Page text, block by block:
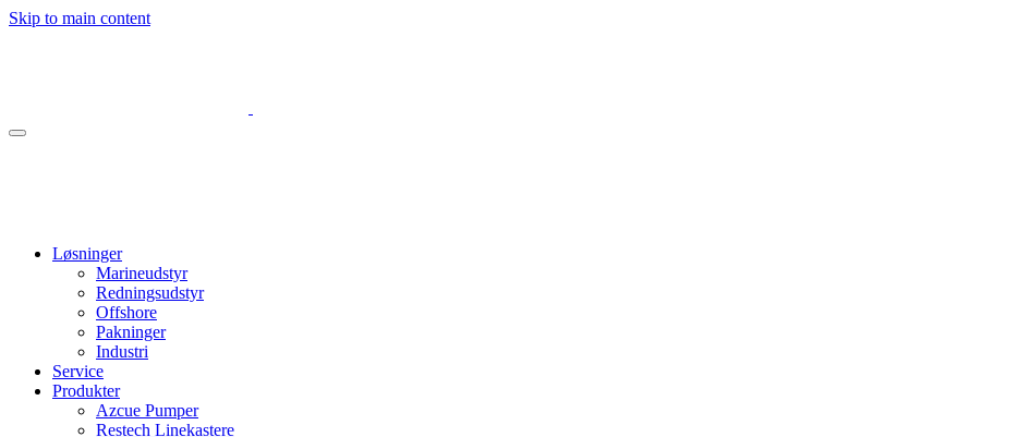
Skip to main content
Løsninger
Marineudstyr
Redningsudstyr
Offshore
Pakninger
Industri
Service
Produkter
Azcue Pumper
Restech Linekastere